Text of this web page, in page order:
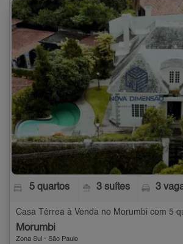
5 quartos 3 suítes 3
Casa Térrea à Venda no Morumbi com 5
Morumbi
Zona Sul - São Paulo